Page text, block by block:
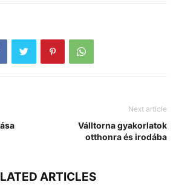
Next article
Válltorna gyakorlatok
otthonra és irodába
ARTICLES